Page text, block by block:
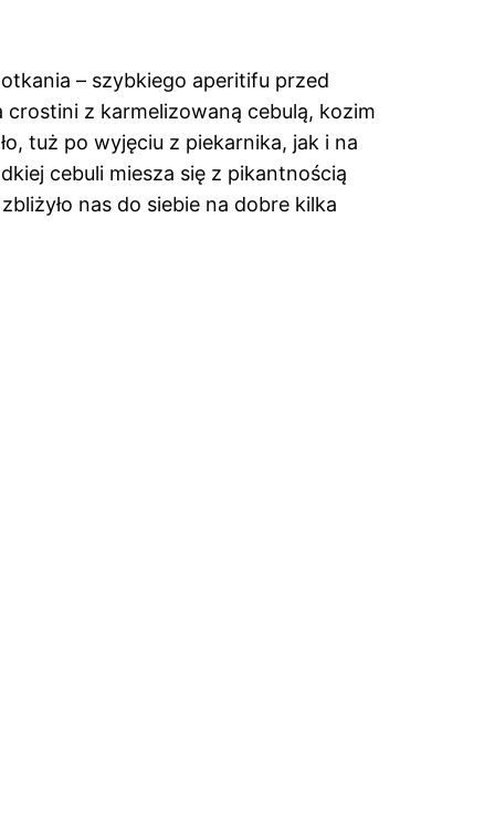
– szybkiego aperitifu przed
z karmelizowaną cebulą, kozim
tuż po wyjęciu z piekarnika, jak i na
cebuli miesza się z pikantnością
nas do siebie na dobre kilka